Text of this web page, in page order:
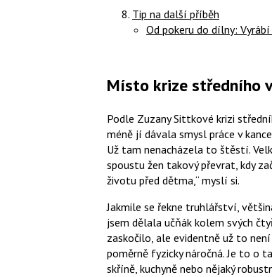
Tip na další příběh
Od pokeru do dílny:
Místo krize středního
Podle Zuzany Sittkové krizi
méně jí dávala smysl práce v
Už tam nenacházela to štěstí.
spoustu žen takový převrat, kdy
životu před dětma, myslí si.
Jakmile se řekne truhlářství,
jsem dělala učňák kolem svých
zaskočilo, ale evidentně už to
poměrně fyzicky náročná. Je to o
skříně, kuchyně nebo nějaký